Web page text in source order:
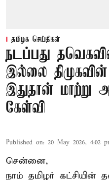
தமிழக செய்திகள்
நடப்பது
இல்லை
இதுதான் மாற்று
கேள்வி
Published on: 20 May 2026, 4:02
சென்னை,
நாம் தமிழர் கட்சியின்